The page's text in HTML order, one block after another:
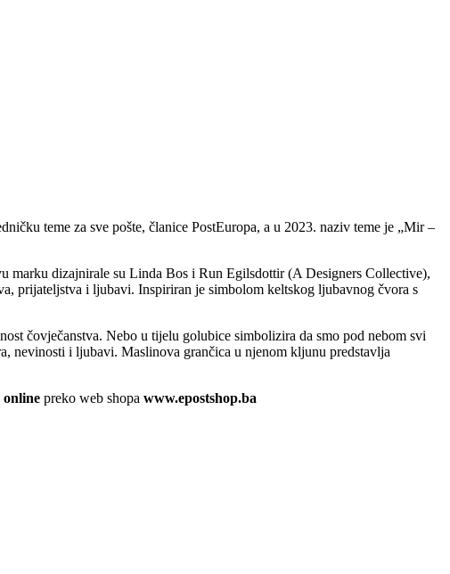
teme za sve pošte, članice PostEuropa, a u 2023. naziv teme je „Mir –
marku dizajnirale su Linda Bos i Run Egilsdottir (A Designers Collective),
prijateljstva i ljubavi. Inspiriran je simbolom keltskog ljubavnog čvora s
čovječanstva. Nebo u tijelu golubice simbolizira da smo pod nebom svi
nevinosti i ljubavi. Maslinova grančica u njenom kljunu predstavlja
online preko web shopa www.epostshop.ba